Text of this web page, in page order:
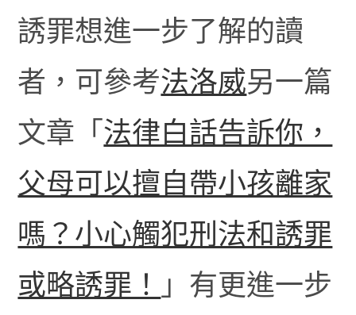
誘罪想進一步了解的讀
者，可參考法洛威另一篇
文章「法律白話告訴你，
父母可以擅自帶小孩離家
嗎？小心觸犯刑法和誘罪
或略誘罪！ 」有更進一步